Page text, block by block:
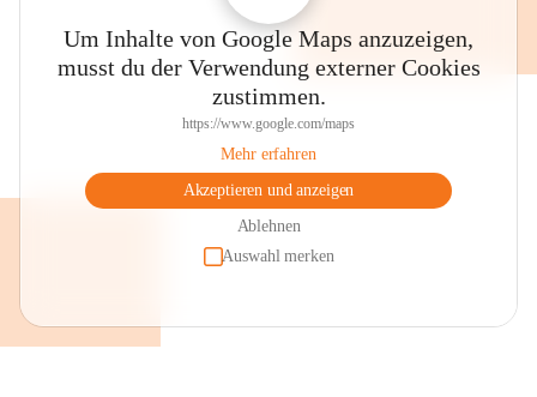
Um Inhalte von Google Maps anzuzeigen,
musst du der Verwendung externer Cookies
zustimmen.
https://www.google.com/maps
Mehr erfahren
Akzeptieren und anzeigen
Ablehnen
Auswahl merken